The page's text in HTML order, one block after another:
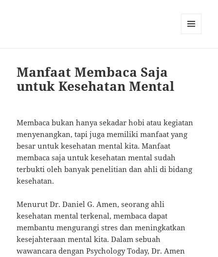
Manfaat Membaca Saja
untuk Kesehatan Mental
Membaca bukan hanya sekadar hobi atau kegiatan
menyenangkan, tapi juga memiliki manfaat yang
besar untuk kesehatan mental kita. Manfaat
membaca saja untuk kesehatan mental sudah
terbukti oleh banyak penelitian dan ahli di bidang
kesehatan.
Menurut Dr. Daniel G. Amen, seorang ahli
kesehatan mental terkenal, membaca dapat
membantu mengurangi stres dan meningkatkan
kesejahteraan mental kita. Dalam sebuah
wawancara dengan Psychology Today, Dr. Amen